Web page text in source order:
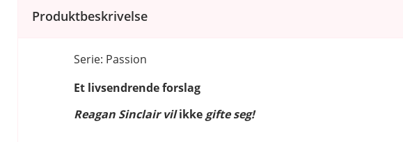
Produktbeskrivelse
Serie: Passion
Et livsendrende forslag
Reagan Sinclair vilikke gifte seg!